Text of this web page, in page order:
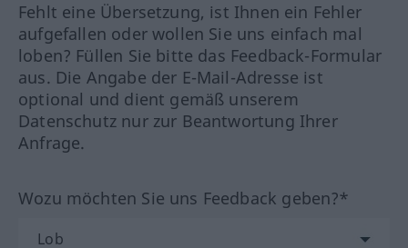
Fehlt eine Übersetzung, ist Ihnen ein Fehler
aufgefallen oder wollen Sie uns einfach mal
loben? Füllen Sie bitte das Feedback-Formular
aus. Die Angabe der E-Mail-Adresse ist
optional und dient gemäß unserem
Datenschutz nur zur Beantwortung Ihrer
Anfrage.
Wozu möchten Sie uns Feedback geben?*